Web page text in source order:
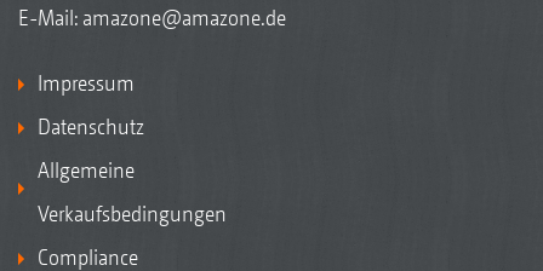
E-Mail: amazone@amazone.de
Impressum
Datenschutz
Allgemeine
Verkaufsbedingungen
Compliance